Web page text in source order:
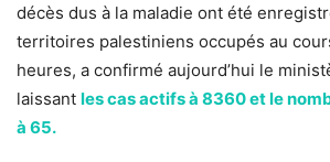
décès dus à la maladie ont été
territoires palestiniens occupés au
heures, a confirmé aujourd’hui le
laissant les cas actifs à 8360 et le
à 65.